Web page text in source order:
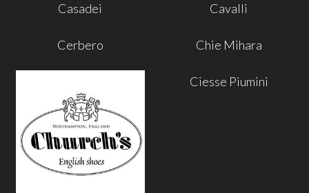
Casadei Cavalli
Cerbero Chie Mihara
Ciesse Piumini